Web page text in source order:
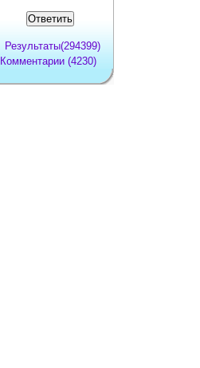
Результаты(294399)
Комментарии (4230)